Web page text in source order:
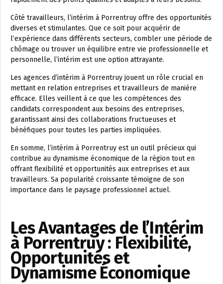
Côté travailleurs, l’intérim à Porrentruy offre des opportunités
diverses et stimulantes. Que ce soit pour acquérir de
l’expérience dans différents secteurs, combler une période de
chômage ou trouver un équilibre entre vie professionnelle et
personnelle, l’intérim est une option attrayante.
Les agences d’intérim à Porrentruy jouent un rôle crucial en
mettant en relation entreprises et travailleurs de manière
efficace. Elles veillent à ce que les compétences des
candidats correspondent aux besoins des entreprises,
garantissant ainsi des collaborations fructueuses et
bénéfiques pour toutes les parties impliquées.
En somme, l’intérim à Porrentruy est un outil précieux qui
contribue au dynamisme économique de la région tout en
offrant flexibilité et opportunités aux entreprises et aux
travailleurs. Sa popularité croissante témoigne de son
importance dans le paysage professionnel actuel.
Les Avantages de l’Intérim
à Porrentruy : Flexibilité,
Opportunités et
Dynamisme Économique